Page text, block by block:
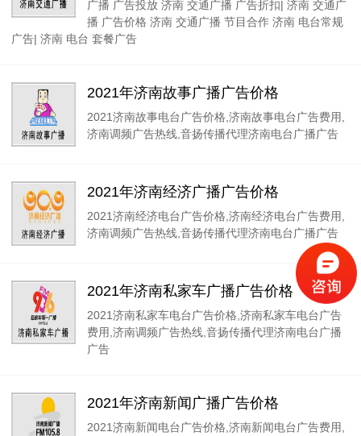
广播 广告投放 济南 交通广播 广告折扣| 济南 交通广
播 广告价格 济南 交通广播 节目合作 济南 电台常规
广告| 济南 电台 套餐广告
2021年济南故事广播广告价格
2021济南故事电台广告价格,济南故事电台广告费用,
济南调频广告热线,音扬传播代理济南电台广播广告
2021年济南经济广播广告价格
2021济南经济电台广告价格,济南经济电台广告费用,
济南调频广告热线,音扬传播代理济南电台广播广告
2021年济南私家车广播广告价格
2021济南私家车电台广告价格,济南私家车电台广告
费用,济南调频广告热线,音扬传播代理济南电台广播
广告
2021年济南新闻广播广告价格
2021济南新闻电台广告价格,济南新闻电台广告费用,